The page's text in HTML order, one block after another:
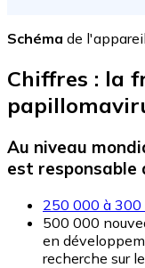
Schéma de
Chiffres : la
Au niveau
est responsable
250 000 à 300
500 000
en
recherche sur